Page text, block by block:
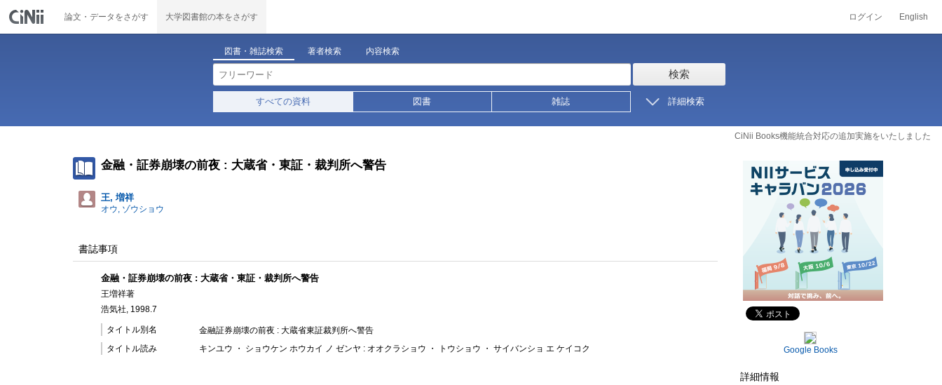
論文・データをさがす 大学図書館の本をさがす ログイン English
図書・雑誌検索 著者検索 内容検索
検索
すべての資料 図書 雑誌 詳細検索
CiNii Books機能統合対応の追加実施をいたしました
金融・証券崩壊の前夜 : 大蔵省・東証・裁判所へ警告
王, 増祥
オウ, ゾウショウ
書誌事項
金融・証券崩壊の前夜 : 大蔵省・東証・裁判所へ警告
王増祥著
浩気社, 1998.7
タイトル別名
金融証券崩壊の前夜 : 大蔵省東証裁判所へ警告
タイトル読み
キンユウ ・ ショウケン ホウカイ ノ ゼンヤ : オオクラショウ ・ トウショウ ・ サイバンショ エ ケイコク Google Books
詳細情報